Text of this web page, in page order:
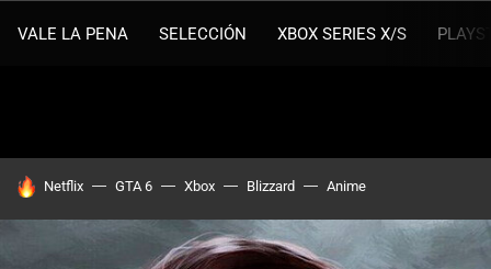
VALE LA PENA SELECCIÓN XBOX SERIES X/S
HOY SE HABLA DE
Netflix GTA 6 Xbox Blizzard Anime